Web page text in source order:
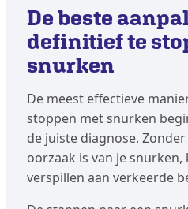
De beste
definitief te
snurken
De meest effectieve
stoppen met snurken
de juiste diagnose.
oorzaak is van je
verspillen aan verkeerde